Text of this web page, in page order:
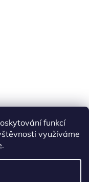
funkcí
využíváme
.